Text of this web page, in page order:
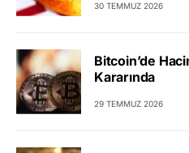
30 TEMMUZ 2026
Bitcoin’de
Kararında
29 TEMMUZ 2026